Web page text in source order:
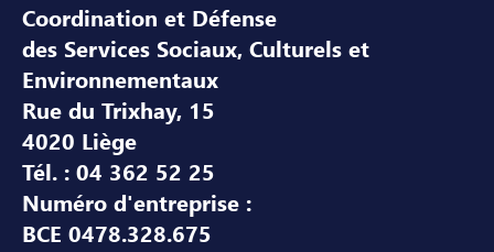
Coordination et Défense
des Services Sociaux, Culturels et
Environnementaux
Rue du Trixhay, 15
4020 Liège
Tél. : 04 362 52 25
Numéro d'entreprise :
BCE 0478.328.675